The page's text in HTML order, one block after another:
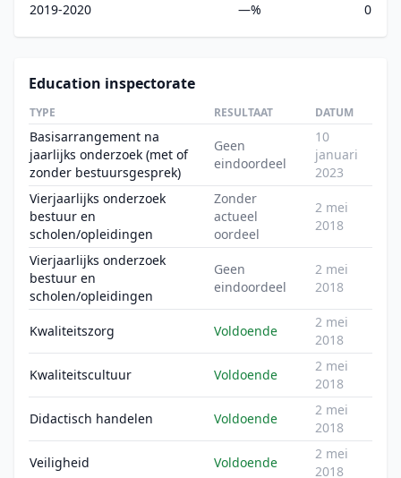
2019-2020
—% 0
Education inspectorate
TYPE RESULTAAT DATUM
Basisarrangement na
jaarlijks onderzoek (met of
zonder bestuursgesprek)
Geen
eindoordeel
10
januari
2023
Vierjaarlijks onderzoek
bestuur en
scholen/opleidingen
Zonder
actueel
oordeel
2 mei
2018
Vierjaarlijks onderzoek
bestuur en
scholen/opleidingen
Geen
eindoordeel
2 mei
2018
Kwaliteitszorg Voldoende
2 mei
2018
Kwaliteitscultuur Voldoende
2 mei
2018
Didactisch handelen Voldoende
2 mei
2018
Veiligheid Voldoende
2 mei
2018